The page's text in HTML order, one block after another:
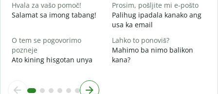
Hvala za vašo pomoč!
Salamat sa imong tabang!
Prosim, pošljite mi e-pošto
Palihug ipadala kanako ang
usa ka email
O tem se pogovorimo
pozneje
Ato kining hisgotan unya
Lahko to ponoviš?
Mahimo ba nimo balikon
kana?